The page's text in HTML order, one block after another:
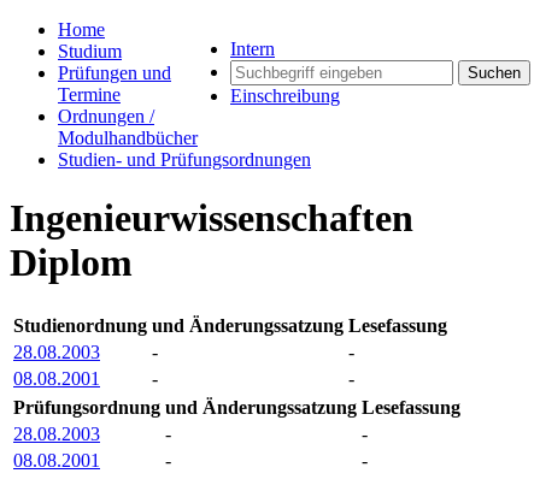
Intern
Suchen
Einschreibung
Home
Studium
Prüfungen und
Termine
Ordnungen /
Modulhandbücher
Studien- und Prüfungsordnungen
Ingenieurwissenschaften
Diplom
Studienordnung und Änderungssatzung Lesefassung
28.08.2003
-
-
08.08.2001
-
-
Prüfungsordnung und Änderungssatzung Lesefassung
28.08.2003
-
-
08.08.2001
- -